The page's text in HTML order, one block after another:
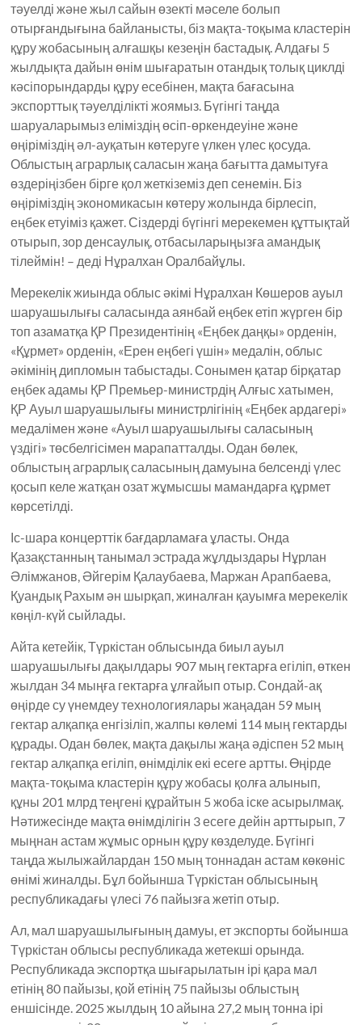
тәуелді және жыл сайын өзекті мәселе болып
отырғандығына байланысты, біз мақта-тоқыма кластерін
құру жобасының алғашқы кезеңін бастадық. Алдағы 5
жылдықта дайын өнім шығаратын отандық толық циклді
кәсіпорындарды құру есебінен, мақта бағасына
экспорттық тәуелділікті жоямыз. Бүгінгі таңда
шаруаларымыз еліміздің өсіп-өркендеуіне және
өңіріміздің әл-ауқатын көтеруге үлкен үлес қосуда.
Облыстың аграрлық саласын жаңа бағытта дамытуға
өздеріңізбен бірге қол жеткіземіз деп сенемін. Біз
өңіріміздің экономикасын көтеру жолында бірлесіп,
еңбек етуіміз қажет. Сіздерді бүгінгі мерекемен құттықтай
отырып, зор денсаулық, отбасыларыңызға амандық
тілеймін! – деді Нұралхан Оралбайұлы.
Мерекелік жиында облыс әкімі Нұралхан Көшеров ауыл
шаруашылығы саласында аянбай еңбек етіп жүрген бір
топ азаматқа ҚР Президентінің «Еңбек даңқы» орденін,
«Құрмет» орденін, «Ерен еңбегі үшін» медалін, облыс
әкімінің дипломын табыстады. Сонымен қатар бірқатар
еңбек адамы ҚР Премьер-министрдің Алғыс хатымен,
ҚР Ауыл шаруашылығы министрлігінің «Еңбек ардагері»
медалімен және «Ауыл шаруашылығы саласының
үздігі» төсбелгісімен марапатталды. Одан бөлек,
облыстың аграрлық саласының дамуына белсенді үлес
қосып келе жатқан озат жұмысшы мамандарға құрмет
көрсетілді.
Іс-шара концерттік бағдарламаға ұласты. Онда
Қазақстанның танымал эстрада жұлдыздары Нұрлан
Әлімжанов, Әйгерім Қалаубаева, Маржан Арапбаева,
Қуандық Рахым ән шырқап, жиналған қауымға мерекелік
көңіл-күй сыйлады.
Айта кетейік, Түркістан облысында биыл ауыл
шаруашылығы дақылдары 907 мың гектарға егіліп, өткен
жылдан 34 мыңға гектарға ұлғайып отыр. Сондай-ақ
өңірде су үнемдеу технологиялары жаңадан 59 мың
гектар алқапқа енгізіліп, жалпы көлемі 114 мың гектарды
құрады. Одан бөлек, мақта дақылы жаңа әдіспен 52 мың
гектар алқапқа егіліп, өнімділік екі есеге артты. Өңірде
мақта-тоқыма кластерін құру жобасы қолға алынып,
құны 201 млрд теңгені құрайтын 5 жоба іске асырылмақ.
Нәтижесінде мақта өнімділігін 3 есеге дейін арттырып, 7
мыңнан астам жұмыс орнын құру көзделуде. Бүгінгі
таңда жылыжайлардан 150 мың тоннадан астам көкөніс
өнімі жиналды. Бұл бойынша Түркістан облысының
республикадағы үлесі 76 пайызға жетіп отыр.
Ал, мал шаруашылығының дамуы, ет экспорты бойынша
Түркістан облысы республикада жетекші орында.
Республикада экспортқа шығарылатын ірі қара мал
етінің 80 пайызы, қой етінің 75 пайызы облыстың
еншісінде. 2025 жылдың 10 айына 27,2 мың тонна ірі